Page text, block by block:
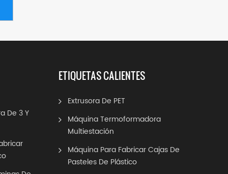
De 3 Y
ETIQUETAS CALIENTES
Extrusora De PET
Máquina Termoformadora
Multiestación
Máquina Para Fabricar Cajas De
Pasteles De Plástico